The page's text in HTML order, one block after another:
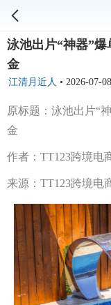
泳池出片“神器”
金
江清月近人 • 2026-07-08
原标题：泳池出片“
金
作者：TT123跨境电
来源：TT123跨境电